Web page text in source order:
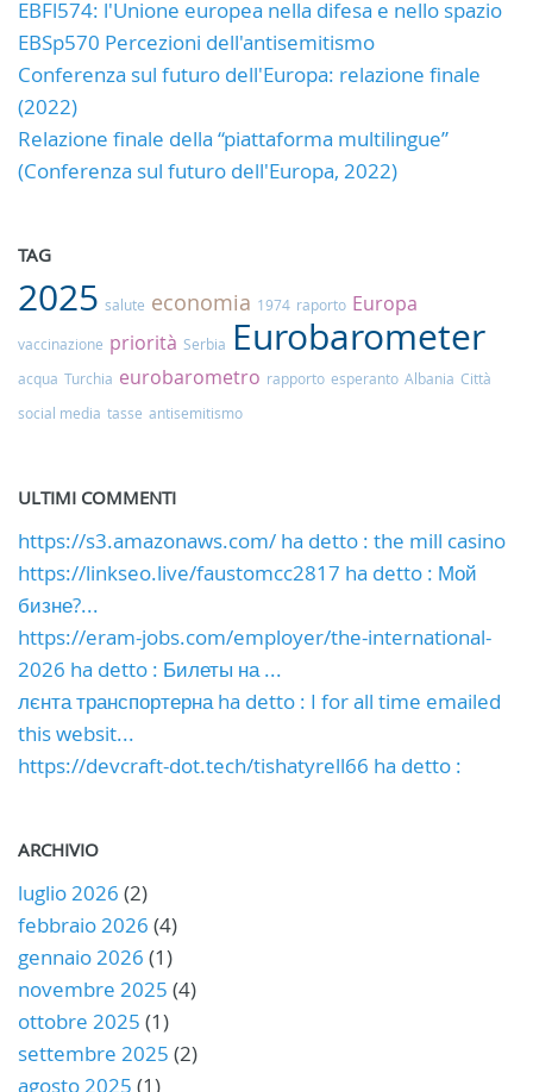
EBFl574: l'Unione europea nella difesa e nello spazio
EBSp570 Percezioni dell'antisemitismo
Conferenza sul futuro dell'Europa: relazione finale
(2022)
Relazione finale della “piattaforma multilingue”
(Conferenza sul futuro dell'Europa, 2022)
TAG
2025 salute economia 1974 raporto Europa
vaccinazione priorità Serbia Eurobarometer
acqua Turchia eurobarometro rapporto esperanto Albania Città
social media tasse antisemitismo
ULTIMI COMMENTI
https://s3.amazonaws.com/ ha detto : the mill casino
https://linkseo.live/faustomcc2817 ha detto : Мой
бизне?...
https://eram-jobs.com/employer/the-international-
2026 ha detto : Билеты на ...
лєнта транспортерна ha detto : I for all time emailed
this websit...
https://devcraft-dot.tech/tishatyrell66 ha detto :
ARCHIVIO
luglio 2026 (2)
febbraio 2026 (4)
gennaio 2026 (1)
novembre 2025 (4)
ottobre 2025 (1)
settembre 2025 (2)
agosto 2025 (1)